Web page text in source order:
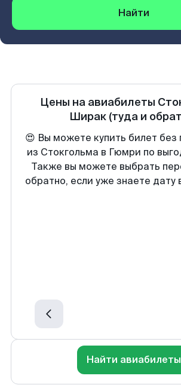
Найти
Цены на авиабилеты
Ширак (туда и
😍 Вы можете купить билет без
из Стокгольма в Гюмри по
Также вы можете выбрать
обратно, если уже знаете дату
Найти авиабилеты